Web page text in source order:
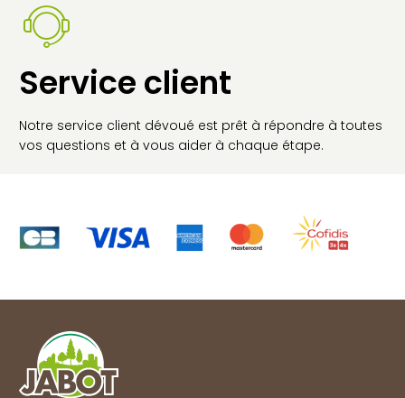
Service client
Notre service client dévoué est prêt à répondre à toutes
vos questions et à vous aider à chaque étape.